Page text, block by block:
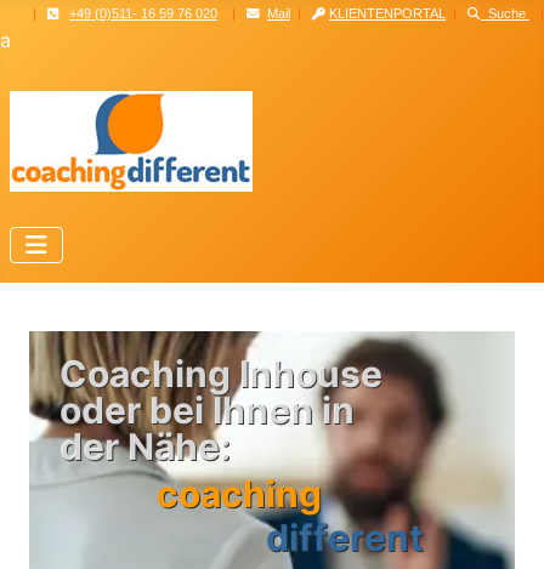
| +49 (0)511- 16 59 76 020 | Mail | KLIENTENPORTAL | Suche |
a
coaching
Coaching Inhouse
oderbei Ihnen in
derNähe:
different